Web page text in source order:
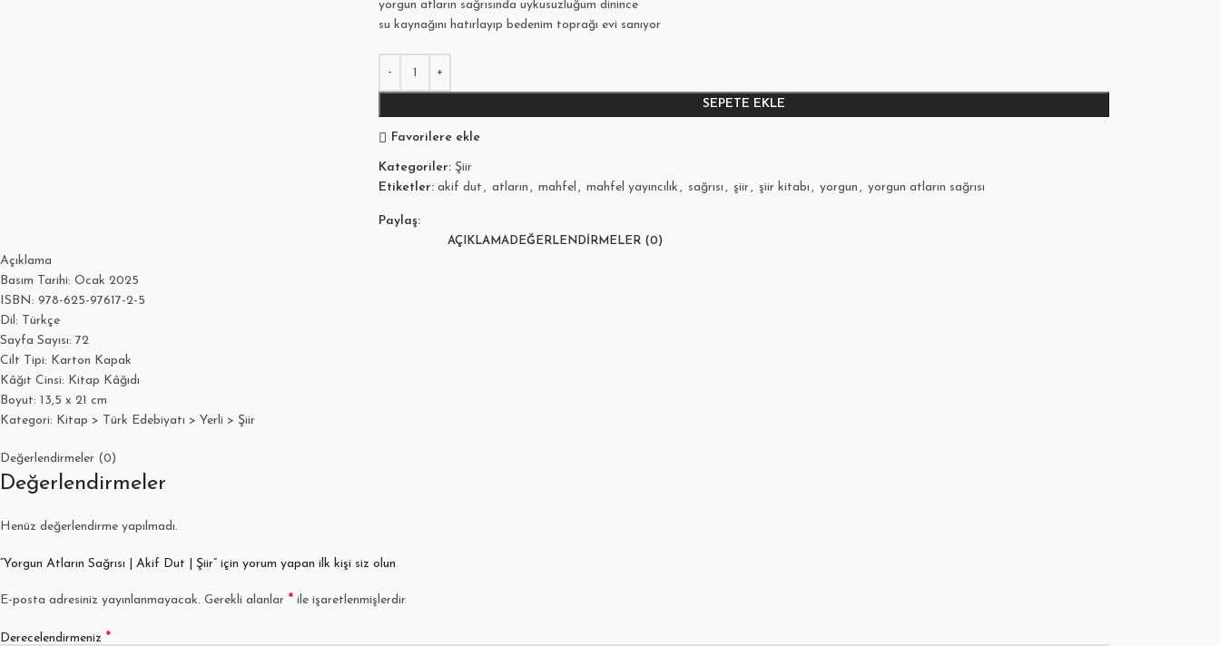
yorgun atların sağrısında uykusuzluğum dinince
su kaynağını hatırlayıp bedenim toprağı evi sanıyor
SEPETE EKLE
Favorilere ekle
Kategoriler: Şiir
Etiketler: akif dut , atların , mahfel , mahfel yayıncılık , sağrısı , şiir, şiir kitabı , yorgun , yorgun atların sağrısı
Paylaş:
AÇIKLAMADEĞERLENDIRMELER (0)
Açıklama
Basım Tarihi: Ocak 2025
ISBN: 978-625-97617-2-5
Dil: Türkçe
Sayfa Sayısı: 72
Cilt Tipi: Karton Kapak
Kâğıt Cinsi: Kitap Kâğıdı
Boyut: 13,5 x 21 cm
Kategori: Kitap > Türk Edebiyatı > Yerli > Şiir
Değerlendirmeler (0)
Değerlendirmeler
Henüz değerlendirme yapılmadı.
“Yorgun Atların Sağrısı | Akif Dut | Şiir” için yorum yapan ilk kişi siz olun
E-posta adresiniz yayınlanmayacak. Gerekli alanlar * ile işaretlenmişlerdir
Derecelendirmeniz *